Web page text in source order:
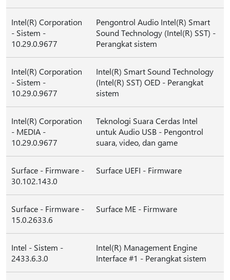
Intel(R) Corporation
- Sistem -
10.29.0.9677
Pengontrol Audio Intel(R) Smart
Sound Technology (Intel(R) SST) -
Perangkat sistem
Intel(R) Corporation
- Sistem -
10.29.0.9677
Intel(R) Smart Sound Technology
(Intel(R) SST) OED - Perangkat
sistem
Intel(R) Corporation
- MEDIA -
10.29.0.9677
Teknologi Suara Cerdas Intel
untuk Audio USB - Pengontrol
suara, video, dan game
Surface - Firmware -
30.102.143.0
Surface UEFI - Firmware
Surface - Firmware -
15.0.2633.6
Surface ME - Firmware
Intel - Sistem -
2433.6.3.0
Intel(R) Management Engine
Interface #1 - Perangkat sistem